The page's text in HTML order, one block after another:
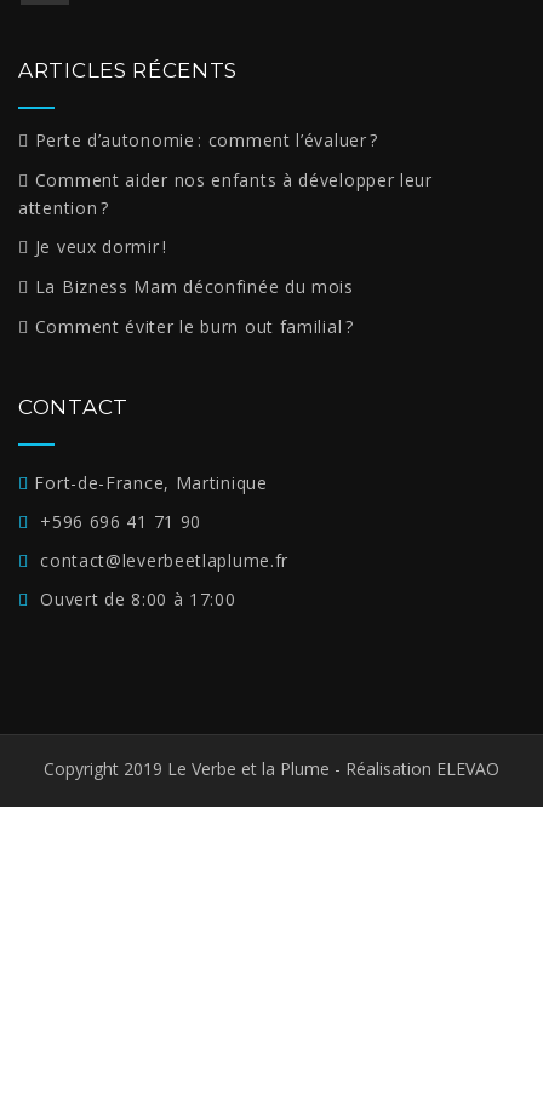
ARTICLES RÉCENTS
Perte d’autonomie : comment l’évaluer ?
Comment aider nos enfants à développer leur
attention ?
Je veux dormir !
La Bizness Mam déconfinée du mois
Comment éviter le burn out familial ?
CONTACT
Fort-de-France, Martinique
+596 696 41 71 90
contact@leverbeetlaplume.fr
Ouvert de 8:00 à 17:00
Copyright 2019 Le Verbe et la Plume - Réalisation ELEVAO